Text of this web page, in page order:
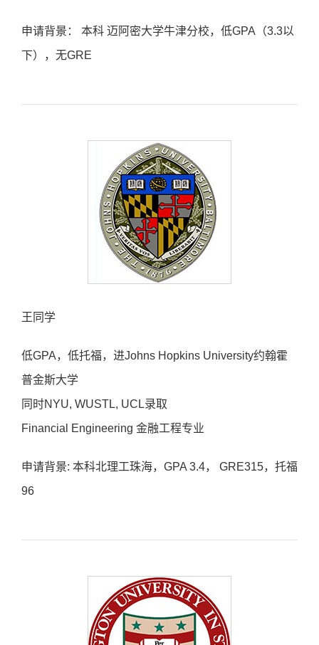
申请背景： 本科 迈阿密大学牛津分校，低GPA（3.3以
下），无GRE
王同学
低GPA，低托福，进Johns Hopkins University约翰霍
普金斯大学
同时NYU, WUSTL, UCL录取
Financial Engineering 金融工程专业
申请背景: 本科北理工珠海，GPA 3.4， GRE315，托福
96